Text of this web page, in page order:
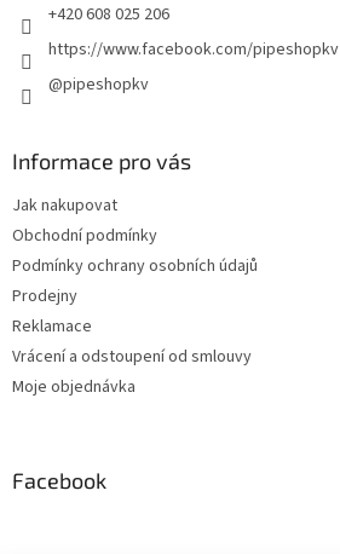
+420 608 025 206
https://www.facebook.com/pipeshopkv
@pipeshopkv
Informace pro vás
Jak nakupovat
Obchodní podmínky
Podmínky ochrany osobních údajů
Prodejny
Reklamace
Vrácení a odstoupení od smlouvy
Moje objednávka
Facebook